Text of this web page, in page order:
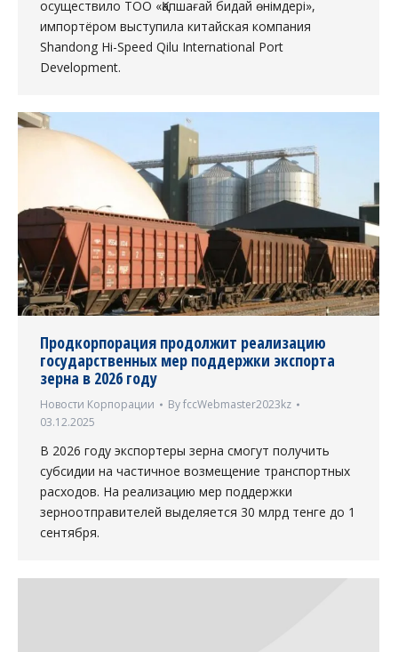
осуществило ТОО «Қапшағай бидай өнімдері»,
импортёром выступила китайская компания
Shandong Hi-Speed Qilu International Port
Development.
Продкорпорация продолжит реализацию
государственных мер поддержки экспорта
зерна в 2026 году
Новости Корпорации ByfccWebmaster2023kz
03.12.2025
В 2026 году экспортеры зерна смогут получить
субсидии на частичное возмещение транспортных
расходов. На реализацию мер поддержки
зерноотправителей выделяется 30 млрд тенге до 1
сентября.